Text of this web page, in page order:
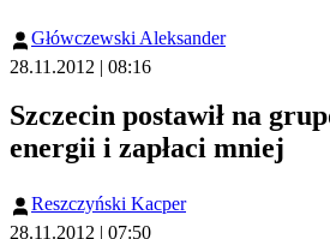
Główczewski Aleksander
28.11.2012 | 08:16
Szczecin postawił na
energii i zapłaci mniej
Reszczyński Kacper
28.11.2012 | 07:50